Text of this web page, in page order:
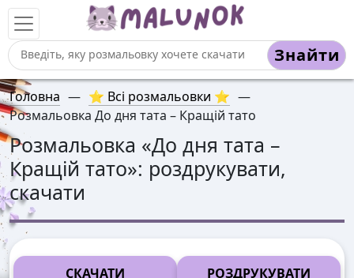
Знайти
Головна — ⭐ Всі розмальовки ⭐ —
Розмальовка До дня тата – Кращій тато
Розмальовка «До дня тата –
Кращій тато»: роздрукувати,
скачати
СКАЧАТИ РОЗДРУКУВАТИ